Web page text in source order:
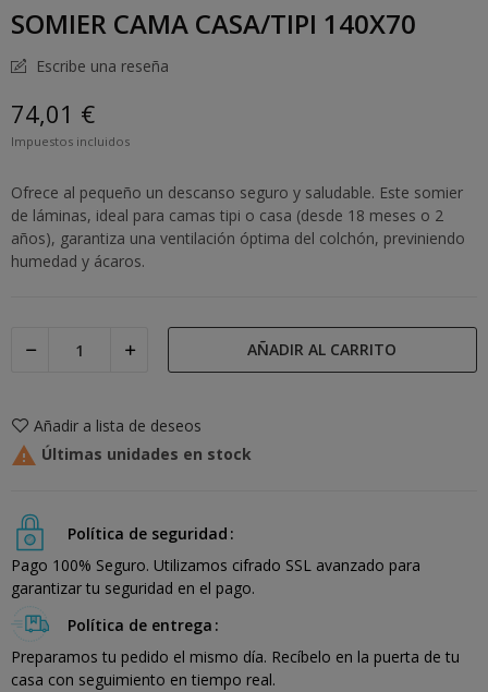
SOMIER CAMA CASA/TIPI 140X70
Escribe una reseña
74,01 €
Impuestos incluidos
Ofrece al pequeño un descanso seguro y saludable. Este somier
de láminas, ideal para camas tipi o casa (desde 18 meses o 2
años), garantiza una ventilación óptima del colchón, previniendo
humedad y ácaros.
AÑADIR AL CARRITO
Añadir a lista de deseos
 Últimas unidades en stock
Política de seguridad
Pago 100% Seguro. Utilizamos cifrado SSL avanzado para
garantizar tu seguridad en el pago.
Política de entrega
Preparamos tu pedido el mismo día. Recíbelo en la puerta de tu
casa con seguimiento en tiempo real.